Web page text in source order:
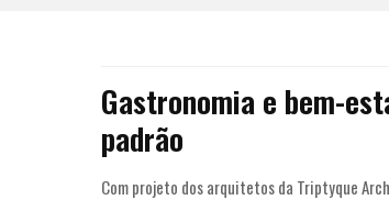
Gastronomia e bem-
padrão
Com projeto dos arquitetos da Triptyque